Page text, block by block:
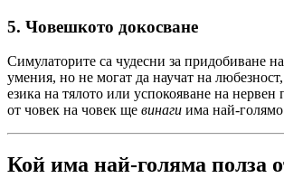
5. Човешкото докосване
Симулаторите са чудесни за придобиване
умения, но не могат да научат на
езика на тялото или успокояване на нервен
от човек на човек ще винаги има най-голямо
Кой има най-голяма полза